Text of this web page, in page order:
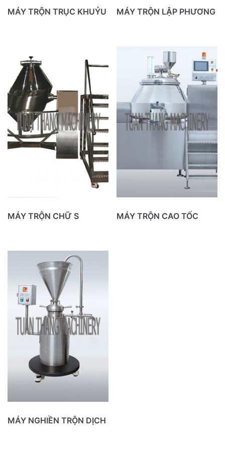
MÁY SÚC RỬA
NHÓM BỒN PHA CHẾ & LỌC
XỬ LÝ KHÔNG KHÍ
THIẾT BỊ TẢI LIỆU
THIẾT BỊ CHIẾT XUẤT
THIẾT BỊ ĐIỀU KHIỂN – GIÁM SÁT
MÁY TRỘN TRỤC KHUỶU MÁY TRỘN LẬP PHƯƠNG
MÁY TRỘN CHỮ S MÁY TRỘN CAO TỐC
MÁY NGHIỀN TRỘN DỊCH